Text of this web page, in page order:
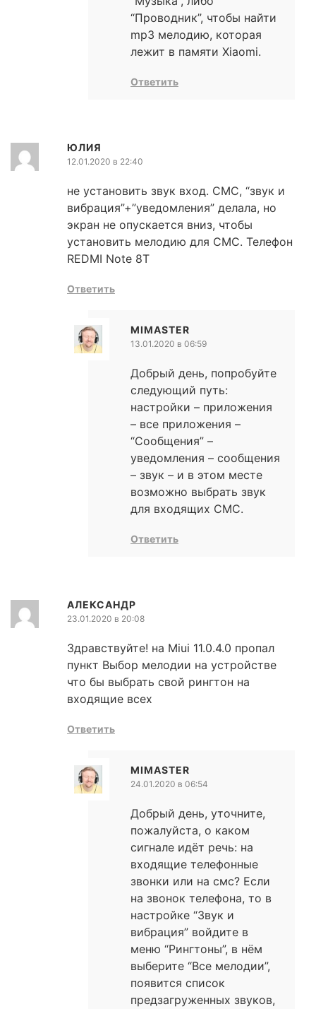
“Проводник”, чтобы найти
mp3 мелодию, которая
лежит в памяти Xiaomi.
Ответить
ЮЛИЯ
12.01.2020 в 22:40
не установить звук вход. СМС, “звук и
вибрация”+”уведомления” делала, но
экран не опускается вниз, чтобы
установить мелодию для СМС. Телефон
REDMI Note 8T
Ответить
MIMASTER
13.01.2020 в 06:59
Добрый день, попробуйте
следующий путь:
настройки – приложения
– все приложения –
“Сообщения” –
уведомления – сообщения
– звук – и в этом месте
возможно выбрать звук
для входящих СМС.
Ответить
АЛЕКСАНДР
23.01.2020 в 20:08
Здравствуйте! на Miui 11.0.4.0 пропал
пункт Выбор мелодии на устройстве
что бы выбрать свой рингтон на
входящие всех
Ответить
MIMASTER
24.01.2020 в 06:54
Добрый день, уточните,
пожалуйста, о каком
сигнале идёт речь: на
входящие телефонные
звонки или на смс? Если
на звонок телефона, то в
настройке “Звук и
вибрация” войдите в
меню “Рингтоны”, в нём
выберите “Все мелодии”,
появится список
предзагруженных звуков,